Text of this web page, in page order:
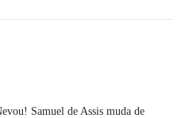
Samuel de Assis muda de